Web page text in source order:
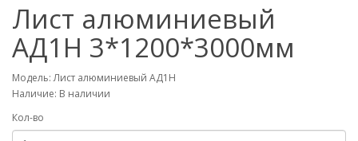
Лист алюминиевый
АД1Н 3*1200*3000мм
Модель: Лист алюминиевый АД1Н
Наличие: В наличии
Кол-во